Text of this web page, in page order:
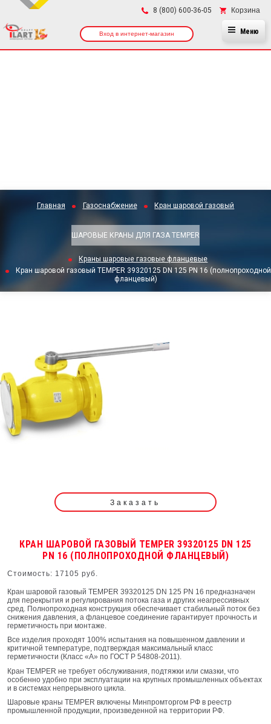
8 (800) 600-36-05 Корзина
Вход в интернет-магазин Меню
Главная Газоснабжение Кран шаровой газовый
ШАРОВЫЕ КРАНЫ ДЛЯ ГАЗА TEMPER
Краны шаровые газовые фланцевые
Кран шаровой газовый TEMPER 39320125 DN 125 PN 16 (полнопроходной
фланцевый)
Заказать
КРАН ШАРОВОЙ ГАЗОВЫЙ TEMPER 39320125 DN 125
PN 16 (ПОЛНОПРОХОДНОЙ ФЛАНЦЕВЫЙ)
Стоимость: 17105 руб.
Кран шаровой газовый TEMPER 39320125 DN 125 PN 16 предназначен
для перекрытия и регулирования потока газа и других неагрессивных
сред. Полнопроходная конструкция обеспечивает стабильный поток без
снижения давления, а фланцевое соединение гарантирует прочность и
герметичность при монтаже.
Все изделия проходят 100% испытания на повышенном давлении и
критичной температуре, подтверждая максимальный класс
герметичности (Класс «А» по ГОСТ Р 54808-2011).
Кран TEMPER не требует обслуживания, подтяжки или смазки, что
особенно удобно при эксплуатации на крупных промышленных объектах
и в системах непрерывного цикла.
Шаровые краны TEMPER включены Минпромторгом РФ в реестр
промышленной продукции, произведенной на территории РФ.
×